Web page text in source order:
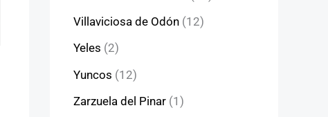
Villaviciosa de Odón (12)
Yeles (2)
Yuncos (12)
Zarzuela del Pinar (1)